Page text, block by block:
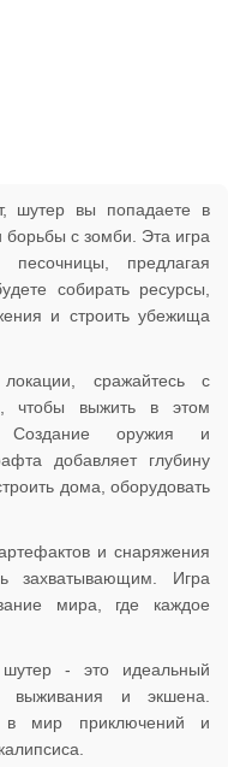
шутер вы попадаете в
с зомби. Эта игра
предлагая
собирать ресурсы,
и строить убежища
сражайтесь с
чтобы выжить в этом
Создание оружия и
добавляет глубину
дома, оборудовать
и снаряжения
захватывающим. Игра
мира, где каждое
- это идеальный
и экшена.
в мир приключений и